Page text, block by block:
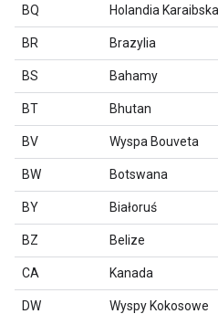
BQ Holandia Karaibska
BR Brazylia
BS Bahamy
BT Bhutan
BV Wyspa Bouveta
BW Botswana
BY Białoruś
BZ Belize
CA Kanada
DW
Wyspy Kokosowe